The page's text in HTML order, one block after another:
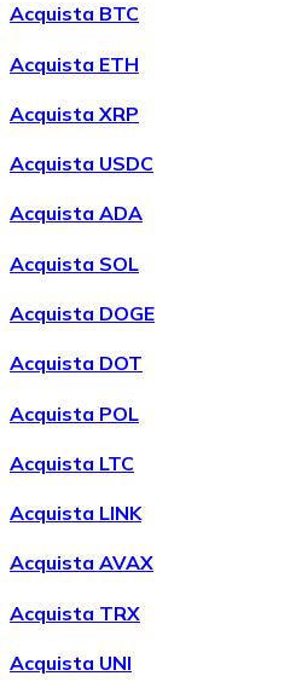
AcquistareChainlink
LINK
AcquistareWrapped Bitcoin
Acquista BTC
Acquista ETH
Acquista XRP
Acquista USDC
Acquista ADA
Acquista SOL
Acquista DOGE
Acquista DOT
Acquista POL
Acquista LTC
Acquista LINK
Acquista AVAX
Acquista TRX
Acquista UNI